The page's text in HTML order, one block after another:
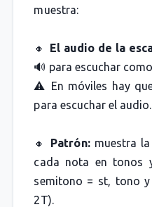
muestra:
🔸 El audio de la
🔊 para escuchar
⚠️ En móviles hay
para escuchar el audio.
🔸 Patrón:muestra la
cada nota en tonos
semitono = st, tono
2T).